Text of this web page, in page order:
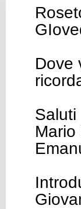
Dove
Saluti